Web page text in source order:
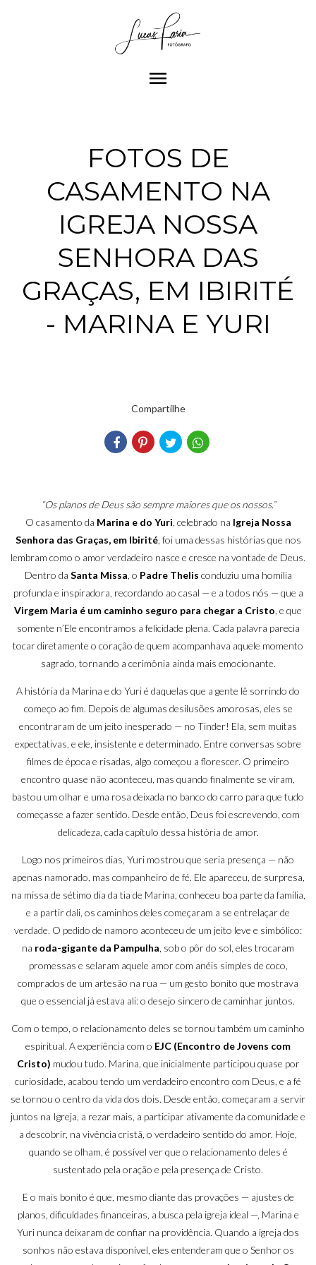
menu
FOTOS DE
CASAMENTO NA
IGREJA NOSSA
SENHORA DAS
GRAÇAS, EM IBIRITÉ
- MARINA E YURI
Compartilhe
“Os planos de Deus são sempre maiores que os nossos.”
O casamento da Marina e do Yuri, celebrado na Igreja Nossa
Senhora das Graças, em Ibirité, foi uma dessas histórias que nos
lembram como o amor verdadeiro nasce e cresce na vontade de Deus.
Dentro da Santa Missa, o Padre Thelis conduziu uma homilia
profunda e inspiradora, recordando ao casal — e a todos nós — que a
Virgem Maria é um caminho seguro para chegar a Cristo, e que
somente n’Ele encontramos a felicidade plena. Cada palavra parecia
tocar diretamente o coração de quem acompanhava aquele momento
sagrado, tornando a cerimônia ainda mais emocionante.
A história da Marina e do Yuri é daquelas que a gente lê sorrindo do
começo ao fim. Depois de algumas desilusões amorosas, eles se
encontraram de um jeito inesperado — no Tinder! Ela, sem muitas
expectativas, e ele, insistente e determinado. Entre conversas sobre
filmes de época e risadas, algo começou a florescer. O primeiro
encontro quase não aconteceu, mas quando finalmente se viram,
bastou um olhar e uma rosa deixada no banco do carro para que tudo
começasse a fazer sentido. Desde então, Deus foi escrevendo, com
delicadeza, cada capítulo dessa história de amor.
Logo nos primeiros dias, Yuri mostrou que seria presença — não
apenas namorado, mas companheiro de fé. Ele apareceu, de surpresa,
na missa de sétimo dia da tia de Marina, conheceu boa parte da família,
e a partir dali, os caminhos deles começaram a se entrelaçar de
verdade. O pedido de namoro aconteceu de um jeito leve e simbólico:
na roda-gigante da Pampulha, sob o pôr do sol, eles trocaram
promessas e selaram aquele amor com anéis simples de coco,
comprados de um artesão na rua — um gesto bonito que mostrava
que o essencial já estava ali: o desejo sincero de caminhar juntos.
Com o tempo, o relacionamento deles se tornou também um caminho
espiritual. A experiência com o EJC (Encontro de Jovens com
Cristo) mudou tudo. Marina, que inicialmente participou quase por
curiosidade, acabou tendo um verdadeiro encontro com Deus, e a fé
se tornou o centro da vida dos dois. Desde então, começaram a servir
juntos na Igreja, a rezar mais, a participar ativamente da comunidade e
a descobrir, na vivência cristã, o verdadeiro sentido do amor. Hoje,
quando se olham, é possível ver que o relacionamento deles é
sustentado pela oração e pela presença de Cristo.
E o mais bonito é que, mesmo diante das provações — ajustes de
planos, dificuldades financeiras, a busca pela igreja ideal —, Marina e
Yuri nunca deixaram de confiar na providência. Quando a igreja dos
sonhos não estava disponível, eles entenderam que o Senhor os